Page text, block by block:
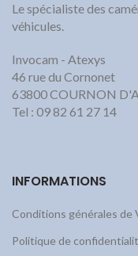
Le spécialiste des
véhicules.
Invocam - Atexys
46 rue du Cornonet
63800 COURNON
Tel : 09 82 61 27 14
INFORMATIONS
Conditions générales de
Politique de